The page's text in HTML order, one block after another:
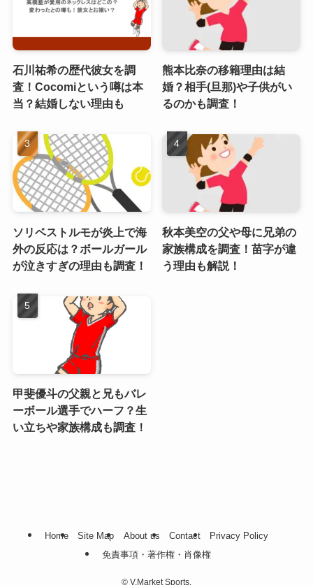
石川祐希の歴代彼女を調
査！Cocomiという噂は本
当？結婚しない理由も
熊本比奈の移籍理由は結
婚？相手(旦那)や子供がい
るのかも調査！
ソリベストルモが炎上で海
外の反応は？ボールガール
が泣きすぎの理由も調査！
秋本美空の父や母に兄弟の
家族構成を調査！苗字が違
う理由も解説！
甲斐優斗の父親と兄もバレ
ーボール選手でハーフ？生
い立ちや家族構成も調査！
Home Site Map About us Contact
Privacy Policy
免責事項・著作権・肖像権
© V.Market Sports.